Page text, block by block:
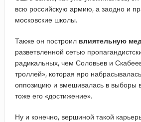
всю российскую армию, а заодно и
московские школы.
Также он построил влиятельную
разветвленной сетью
радикальных, чем Соловьев и
троллей», которая яро
оппозицию и вмешивалась в выборы
тоже его «достижение».
Ну и конечно, вершиной такой